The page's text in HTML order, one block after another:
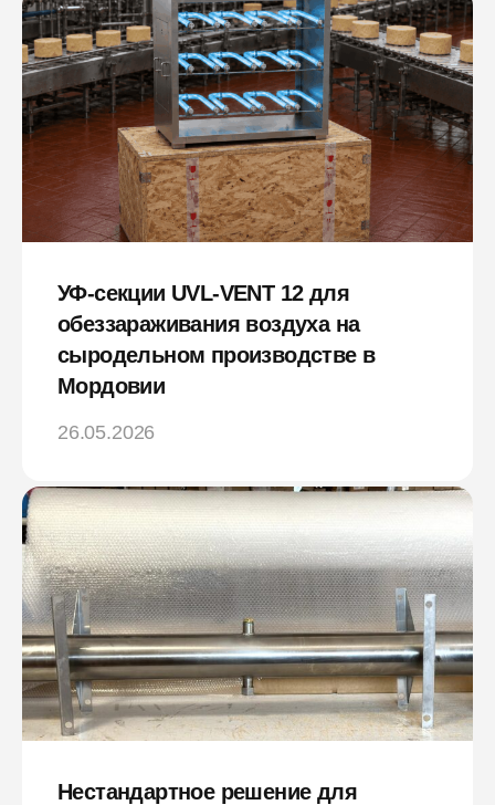
УФ-секции UVL-VENT 12 для
обеззараживания воздуха на
сыродельном производстве в
Мордовии
26.05.2026
Нестандартное решение для